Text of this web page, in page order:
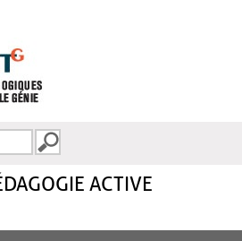
ACTIVE